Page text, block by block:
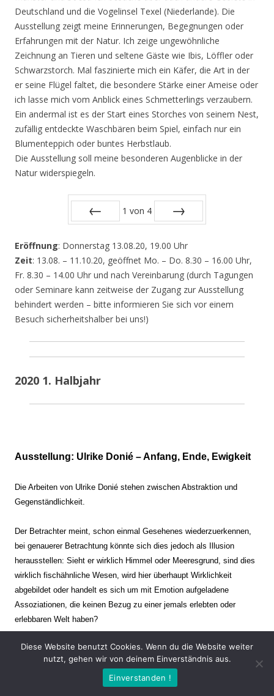
Deutschland und die Vogelinsel Texel (Niederlande). Die
Ausstellung zeigt meine Erinnerungen, Begegnungen oder
Erfahrungen mit der Natur. Ich zeige ungewöhnliche
Zeichnung an Tieren und seltene Gäste wie Ibis, Löffler oder
Schwarzstorch. Mal faszinierte mich ein Käfer, die Art in der
er seine Flügel faltet, die besondere Stärke einer Ameise oder
ich lasse mich vom Anblick eines Schmetterlings verzaubern.
Ein andermal ist es der Start eines Storches von seinem Nest,
zufällig entdeckte Waschbären beim Spiel, einfach nur ein
Blumenteppich oder buntes Herbstlaub.
Die Ausstellung soll meine besonderen Augenblicke in der
Natur widerspiegeln.
1 von 4
Eröffnung: Donnerstag 13.08.20, 19.00 Uhr
Zeit: 13.08. – 11.10.20, geöffnet Mo. – Do. 8.30 – 16.00 Uhr,
Fr. 8.30 – 14.00 Uhr und nach Vereinbarung (durch Tagungen
oder Seminare kann zeitweise der Zugang zur Ausstellung
behindert werden – bitte informieren Sie sich vor einem
Besuch sicherheitshalber bei uns!)
2020 1. Halbjahr
Ausstellung: Ulrike Donié – Anfang, Ende, Ewigkeit
Die Arbeiten von Ulrike Donié stehen zwischen Abstraktion und
Gegenständlichkeit.
Der Betrachter meint, schon einmal Gesehenes wiederzuerkennen,
bei genauerer Betrachtung könnte sich dies jedoch als Illusion
herausstellen: Sieht er wirklich Himmel oder Meeresgrund, sind dies
wirklich fischähnliche Wesen, wird hier überhaupt Wirklichkeit
abgebildet oder handelt es sich um mit Emotion aufgeladene
Assoziationen, die keinen Bezug zu einer jemals erlebten oder
erlebbaren Welt haben?
Verharren und Dynamik stehen sich dabei gegenüber. Zeit steht still
oder verrinnt im Nu. Es soll dabei eine Spannung, auch farblich, bis
zur Schmerzgrenze erzeugt werden. Die Arbeiten stellen ambivalente
Diese Website benutzt Cookies. Wenn du die Website weiter
nutzt, gehen wir von deinem Einverständnis aus.
Einverstanden !